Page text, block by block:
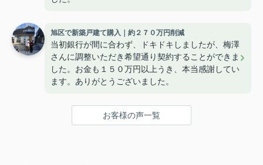
旭区で新築戸建て購入｜約２７０万円削減
当初銀行が間に合わず、ドキドキしましたが、梅澤
さんに調整いただき希望通り契約することができま
した。お金も１５０万円以上うき、本当感謝してい
ます。ありがとうございました。
お客様の声一覧